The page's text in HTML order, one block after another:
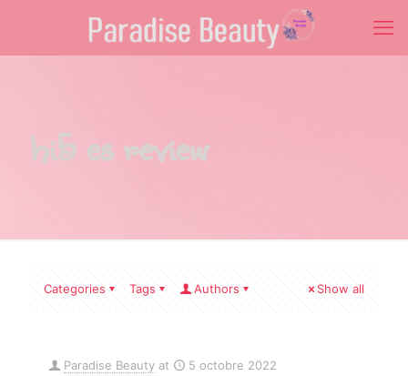
hi5 es review
Categories Tags Authors Show all
Paradise Beauty at 5 octobre 2022